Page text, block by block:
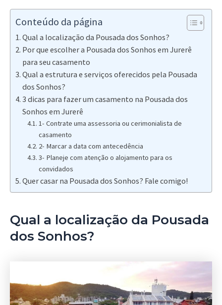
Conteúdo da página
Qual a localização da Pousada dos Sonhos?
Por que escolher a Pousada dos Sonhos em Jurerê
para seu casamento
Qual a estrutura e serviços oferecidos pela Pousada
dos Sonhos?
3 dicas para fazer um casamento na Pousada dos
Sonhos em Jurerê
1- Contrate uma assessoria ou cerimonialista de
casamento
2- Marcar a data com antecedência
3- Planeje com atenção o alojamento para os
convidados
Quer casar na Pousada dos Sonhos? Fale comigo!
Qual a localização da Pousada
dos Sonhos?